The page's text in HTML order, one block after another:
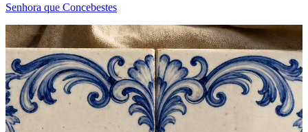
Senhora que Concebestes